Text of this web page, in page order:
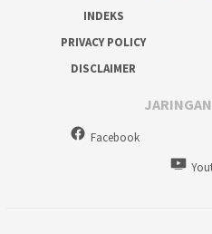
INDEKS
PRIVACY POLICY
DISCLAIMER
Facebook